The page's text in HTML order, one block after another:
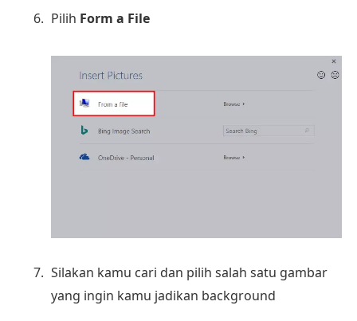
Pilih Form a File
Silakan kamu cari dan pilih salah satu gambar
yang ingin kamu jadikan background